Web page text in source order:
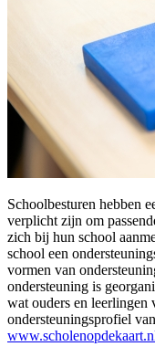
Schoolbesturen hebben
verplicht zijn om
zich bij hun school
school een
vormen van
ondersteuning is
wat ouders en leerlingen
ondersteuningsprofiel